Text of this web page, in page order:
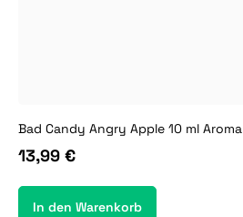
Bad Candy Angry Apple 10 ml Aroma
13,99 €
In den Warenkorb